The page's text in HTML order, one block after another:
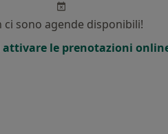
ci sono agende disponibili!
attivare le prenotazioni